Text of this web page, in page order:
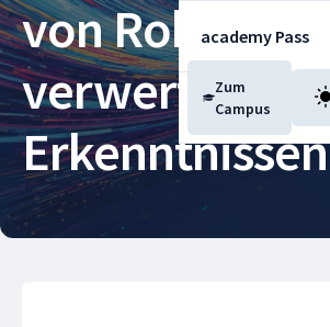
academy Pass
Blog
Zum
Campus
von
verwertbaren
Erkenntnissen